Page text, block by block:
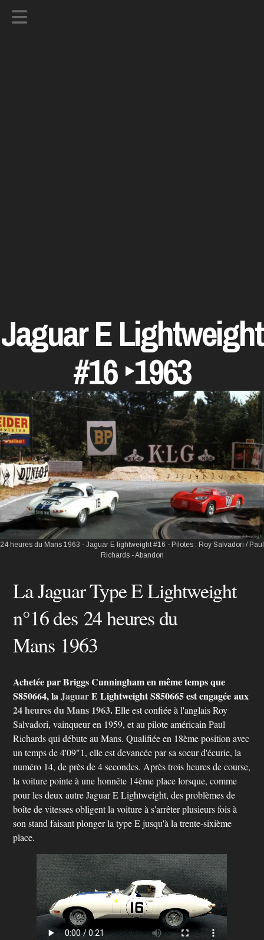
Jaguar E Lightweight
#16 ‣1963
24 heures du Mans 1963 - Jaguar E lightweight #16 - Pilotes : Roy Salvadori / Paul
Richards - Abandon
La Jaguar Type E Lightweight
n°16 des 24 heures du
Mans 1963
Achetée par Briggs Cunningham en même temps que
S850664, laJaguarE Lightweight S850665 est engagée aux
24 heures du Mans 1963.Elle est confiée à l'anglais Roy
Salvadori, vainqueur en 1959, et au pilote américain Paul
Richards qui débute au Mans. Qualifiée en 18ème position avec
un temps de 4'09"1, elle est devancée par sa soeur d'écurie, la
numéro 14, de près de 4 secondes. Après trois heures de course,
la voiture pointe à une honnête 14ème place lorsque, comme
pour les deux autre Jaguar E Lightweight, des problèmes de
boîte de vitesses obligent la voiture à s'arrêter plusieurs fois à
son stand faisant plonger la type E jusqu'à la trente-sixième
place.